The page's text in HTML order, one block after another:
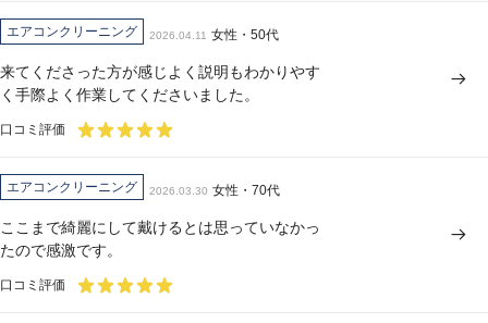
エアコンクリーニング 2026.04.11 女性・50代
来てくださった方が感じよく説明もわかりやす
く手際よく作業してくださいました。
口コミ評価
エアコンクリーニング 2026.03.30 女性・70代
ここまで綺麗にして戴けるとは思っていなかっ
たので感激です。
口コミ評価